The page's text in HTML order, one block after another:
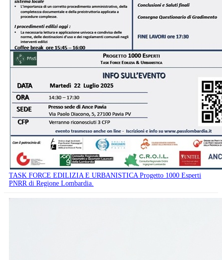
TASK FORCE EDILIZIA E URBANISTICA Progetto 1000 Esperti
PNRR di Regione Lombardia.